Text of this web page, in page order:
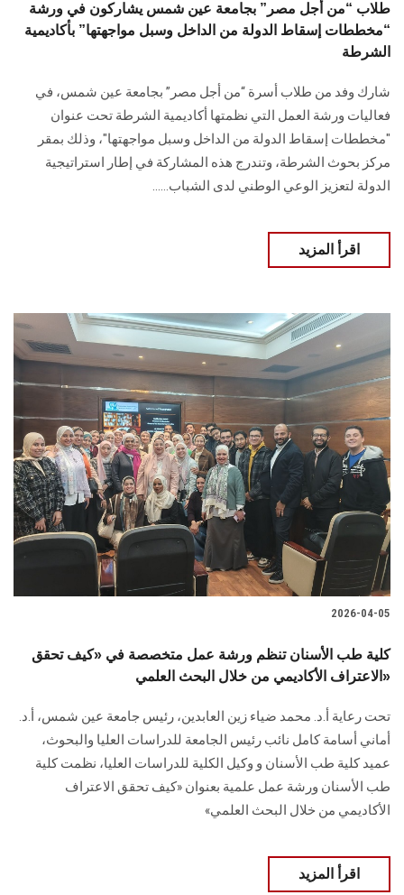
طلاب “من أجل مصر” بجامعة عين شمس يشاركون في ورشة
“مخططات إسقاط الدولة من الداخل وسبل مواجهتها” بأكاديمية
الشرطة
شارك وفد من طلاب أسرة “من أجل مصر” بجامعة عين شمس، في
فعاليات ورشة العمل التي نظمتها أكاديمية الشرطة تحت عنوان
"مخططات إسقاط الدولة من الداخل وسبل مواجهتها"، وذلك بمقر
مركز بحوث الشرطة، وتندرج هذه المشاركة في إطار استراتيجية
الدولة لتعزيز الوعي الوطني لدى الشباب......
اقرأ المزيد
2026-04-05
كلية طب الأسنان تنظم ورشة عمل متخصصة في «كيف تحقق
الاعتراف الأكاديمي من خلال البحث العلمي»
تحت رعاية أ.د. محمد ضياء زين العابدين، رئيس جامعة عين شمس، أ.د.
أماني أسامة كامل نائب رئيس الجامعة للدراسات العليا والبحوث،
عميد كلية طب الأسنان و وكيل الكلية للدراسات العليا، نظمت كلية
طب الأسنان ورشة عمل علمية بعنوان «كيف تحقق الاعتراف
الأكاديمي من خلال البحث العلمي»
اقرأ المزيد